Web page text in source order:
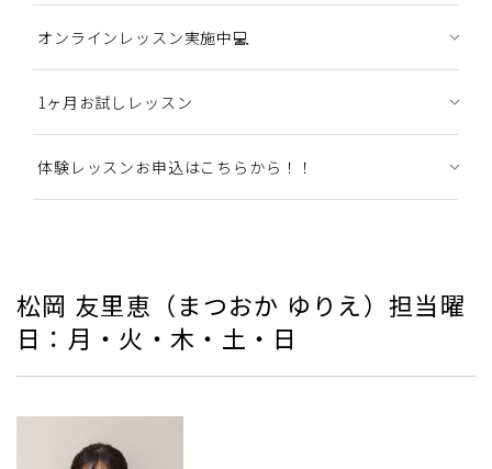
オンラインレッスン実施中💻
1ヶ月お試しレッスン
体験レッスンお申込はこちらから！！
松岡 友里恵（まつおか ゆりえ）担当曜
日：月・火・木・土・日